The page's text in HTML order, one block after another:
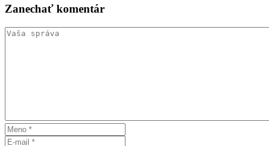
Zanechať komentár